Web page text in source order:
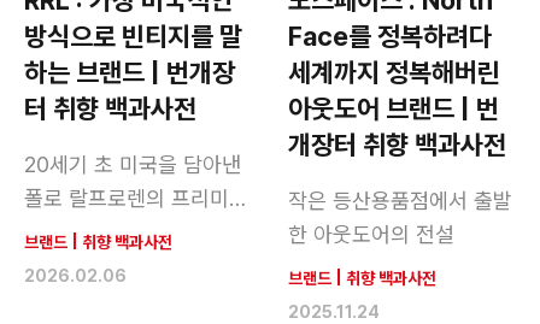
방식으로 빈티지를 말
하는 브랜드 | 번개장
터 취향 백과사전
20세기 초 미국을 담아낸
폴로 랄프로렌의 프리미엄
라인
브랜드
취향 백과사전
2026.02.06
Face를 정복하려다
세계까지 정복해버린
아웃도어 브랜드 | 번
개장터 취향 백과사전
작은 등산용품점에서 출발
한 아웃도어의 전설
브랜드
취향 백과사전
2025.11.24